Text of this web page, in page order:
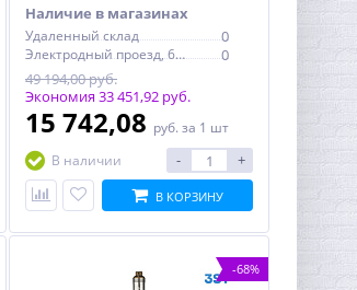
Наличие в магазинах
Удаленный склад 0
Электродный проезд, 6с1
0
49 194,00 руб.
Экономия 33 451,92 руб.
15 742,08 руб. за 1 шт
В наличии
- +
В КОРЗИНУ
-68%